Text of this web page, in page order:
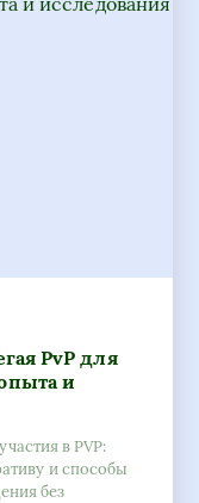
PvP для
и
в PVP:
и способы
без